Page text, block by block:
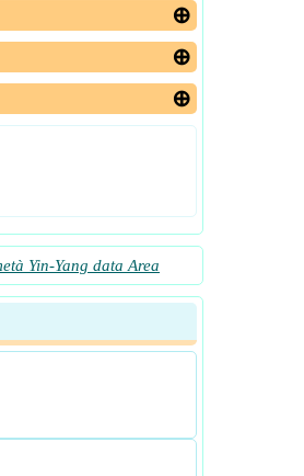
Yin-Yang data Area